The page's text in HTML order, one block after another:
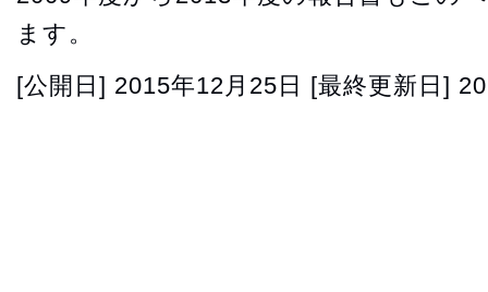
ます。
[公開日] 2015年12月25日 [最終更新日]